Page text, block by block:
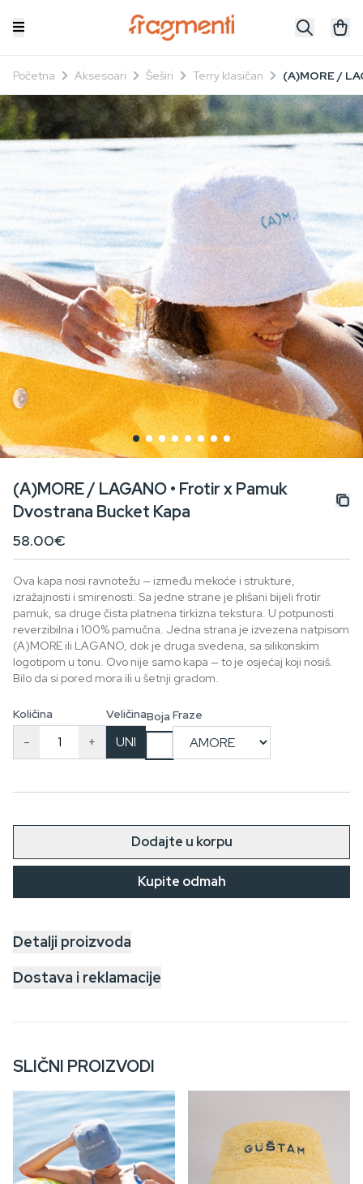
Početna Aksesoari Šeširi Terry klasičan (A)MORE /
(A)MORE / LAGANO • Frotir x Pamuk
Dvostrana Bucket Kapa
58.00€
Ova kapa nosi ravnotežu — između mekoće i strukture,
izražajnosti i smirenosti. Sa jedne strane je plišani bijeli frotir
pamuk, sa druge čista platnena tirkizna tekstura. U potpunosti
reverzibilna i 100% pamučna. Jedna strana je izvezena natpisom
(A)MORE ili LAGANO, dok je druga svedena, sa silikonskim
logotipom u tonu. Ovo nije samo kapa — to je osjećaj koji nosiš.
Bilo da si pored mora ili u šetnji gradom.
Količina
- +
Veličina
UNI
Boja Fraze
Dodajte u korpu
Kupite odmah
Detalji proizvoda
Dostava i reklamacije
SLIČNI PROIZVODI